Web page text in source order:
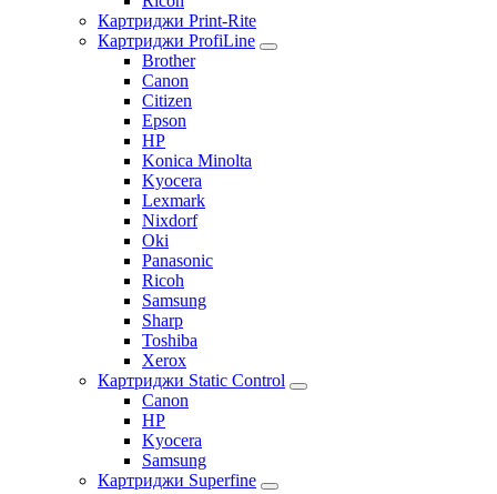
Картриджи Print-Rite
Картриджи ProfiLine
Brother
Canon
Citizen
Epson
HP
Konica Minolta
Kyocera
Lexmark
Nixdorf
Oki
Panasonic
Ricoh
Samsung
Sharp
Toshiba
Xerox
Картриджи Static Control
Canon
HP
Kyocera
Samsung
Картриджи Superfine